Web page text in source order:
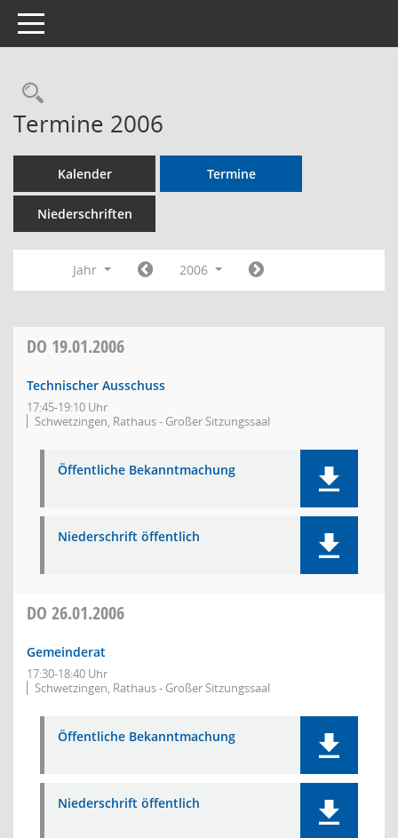
Toggle navigation
Rechercheauswahl
Termine 2006
Kalender Termine
Niederschriften
Jahr 2006
DO 19.01.2006
Technischer Ausschuss
17:45-19:10 Uhr
Schwetzingen, Rathaus - Großer Sitzungssaal
Öffentliche Bekanntmachung
Niederschrift öffentlich
DO 26.01.2006
Gemeinderat
17:30-18:40 Uhr
Schwetzingen, Rathaus - Großer Sitzungssaal
Öffentliche Bekanntmachung
Niederschrift öffentlich